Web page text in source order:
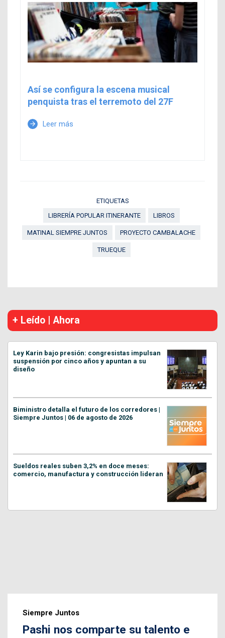
Así se configura la escena musical
penquista tras el terremoto del 27F
arrow_forward Leer más
ETIQUETAS
LIBRERÍA POPULAR ITINERANTE
LIBROS
MATINAL SIEMPRE JUNTOS PROYECTO CAMBALACHE
TRUEQUE
+ Leído | Ahora
Ley Karin bajo presión: congresistas impulsan
suspensión por cinco años y apuntan a su
diseño
Biministro detalla el futuro de los corredores |
Siempre Juntos | 06 de agosto de 2026
Sueldos reales suben 3,2% en doce meses:
comercio, manufactura y construcción lideran
Siempre Juntos
Pashi nos comparte su talento e